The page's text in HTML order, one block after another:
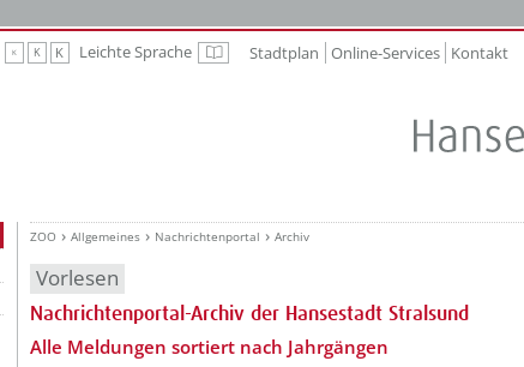
K K K Leichte Sprache Leichte Sprache
Stadtplan Online-Services Kontakt
ZOO Allgemeines Nachrichtenportal Archiv
Vorlesen
Nachrichtenportal-Archiv der Hansestadt Stralsund
Alle Meldungen sortiert nach Jahrgängen